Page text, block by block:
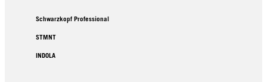
Schwarzkopf Professional
STMNT
INDOLA